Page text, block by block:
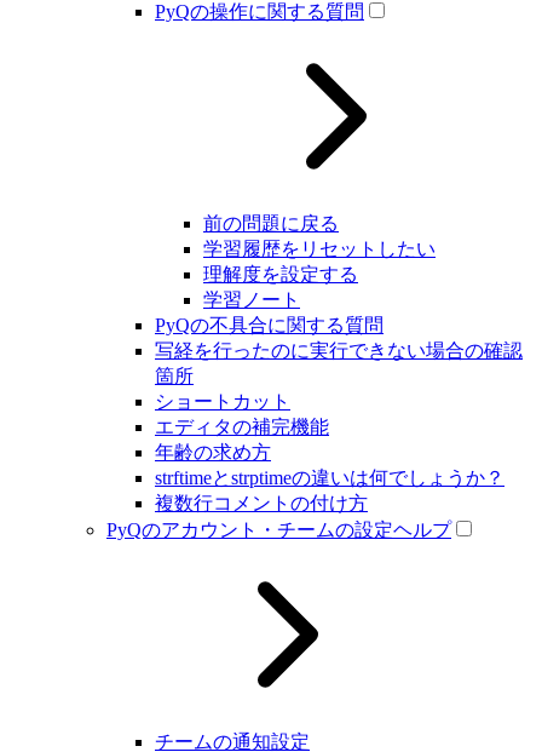
PyQの操作に関する質問
前の問題に戻る
学習履歴をリセットしたい
理解度を設定する
学習ノート
PyQの不具合に関する質問
写経を行ったのに実行できない場合の確認
箇所
ショートカット
エディタの補完機能
年齢の求め方
strftimeとstrptimeの違いは何でしょうか？
複数行コメントの付け方
PyQのアカウント・チームの設定ヘルプ
チームの通知設定